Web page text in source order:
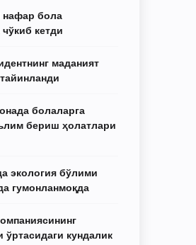
нафар бола
кетди
маданият
болаларга
бериш ҳолатлари
экология бўлими
гумонланмоқда
кундалик